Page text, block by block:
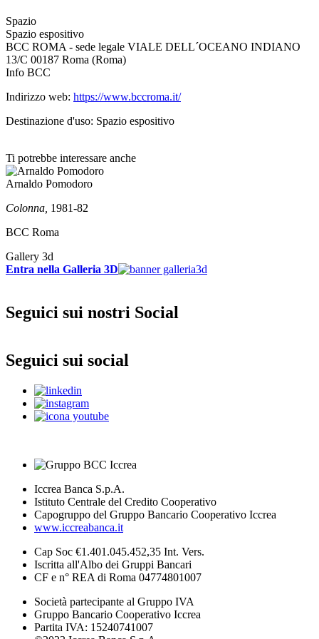
Spazio
Spazio espositivo
BCC ROMA - sede legale VIALE DELL´OCEANO INDIANO
13/C 00187 Roma (Roma)
Info BCC
Indirizzo web: https://www.bccroma.it/
Destinazione d'uso: Spazio espositivo
Ti potrebbe interessare anche
Arnaldo Pomodoro
Colonna, 1981-82
BCC Roma
Gallery 3d
Entra nella Galleria 3D
Seguici sui nostri Social
Seguici sui social
Iccrea Banca S.p.A.
Istituto Centrale del Credito Cooperativo
Capogruppo del Gruppo Bancario Cooperativo Iccrea
www.iccreabanca.it
Cap Soc €1.401.045.452,35 Int. Vers.
Iscritta all'Albo dei Gruppi Bancari
CF e n° REA di Roma 04774801007
Società partecipante al Gruppo IVA
Gruppo Bancario Cooperativo Iccrea
Partita IVA: 15240741007